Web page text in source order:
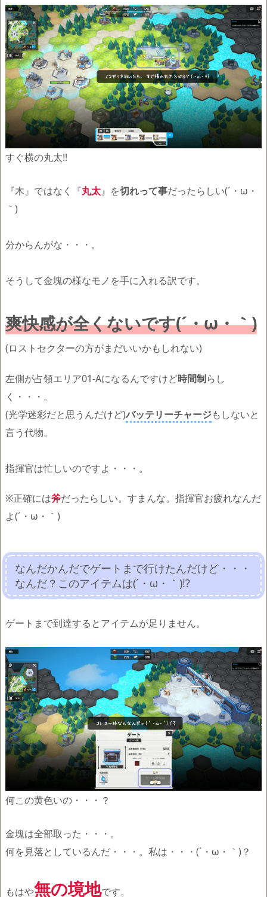
すぐ横の丸太!!
『木』ではなく『丸太』を切れって事だったらしい(´・ω・
｀)
分からんがな・・・。
そうして金塊の様なモノを手に入れる訳です。
爽快感が全くないです(´・ω・｀)
(ロストセクターの方がまだいいかもしれない)
左側が占領エリア01-Aになるんですけど時間制らし
く・・・。
(光学迷彩だと思うんだけど)バッテリーチャージもしないと
言う代物。
指揮官は忙しいのですよ・・・。
※正確には斧だったらしい。すまんな。指揮官お疲れなんだ
よ(´・ω・｀)
なんだかんだでゲートまで行けたんだけど・・・
なんだ？このアイテムは(´・ω・｀)!?
ゲートまで到達するとアイテムが足りません。
何この黄色いの・・・？
金塊は全部取った・・・。
何を見落としているんだ・・・。私は・・・(´・ω・｀)？
もはや無の境地です。